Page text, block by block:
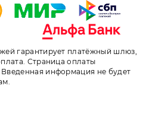
гарантирует платёжный шлюз,
Страница оплаты
информация не будет